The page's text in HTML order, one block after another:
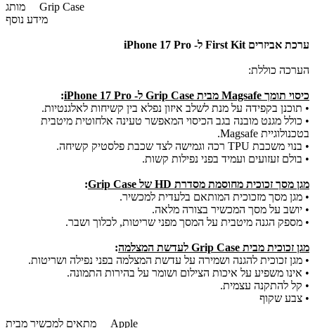
מותג Grip Case
מידע נוסף
ערכת אביזרים First Kit ל- iPhone 17 Pro
הערכה כוללת:
כיסוי תומך Magsafe מבית Grip Case ל- iPhone 17 Pro
:
• תוכנן בקפידה על מנת לשלב איזון נפלא בין קשיחות לאלגנטיות.
• כולל מגנט מובנה בגב הכיסוי המאפשר טעינה אלחוטית מיטבית
בטכנולוגיית Magsafe.
• בנוי משכבת TPU רכה וגמישה לצד שכבת פלסטיק קשיחה.
• בולם זעזועים ועמיד בפני נפילות קשות.
מגן מסך זכוכית מחוסמת מסדרת HD של Grip Case
:
• מגן מסך מזכוכית המותאם בלעדית למכשיר.
• יושב על מסך המכשיר בצורה מלאה.
• מספק הגנה מיטבית על המסך מפני שריטות, לכלוך ושבר.
מגן זכוכית מבית Grip Case לעדשת המצלמה
:
• מגן זכוכית להגנה ושמירה על עדשת המצלמה בפני נפילה ושריטות.
• אינו משפיע על איכות הצילום ושומר על בהירות התמונה.
• קל להתקנה עצמית.
• צבע שקוף
מתאים למכשיר מבית Apple